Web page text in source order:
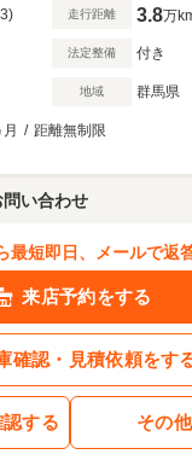
走行距離 3.8万
法定整備 付き
地域 群馬県
/ 距離無制限
問い合わせ
最短即日、メールで返
来店予約をする
確認・見積依頼をす
する その他